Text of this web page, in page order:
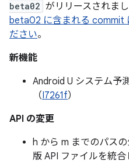
beta02 がリリースされまし
beta02 に含まれる commit
ださい。
新機能
Android U システム予
（I7261f）
API の変更
h から m までのパス
版 API ファイルを統